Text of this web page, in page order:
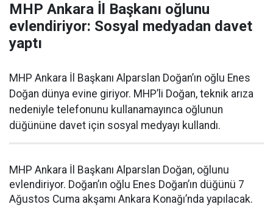
MHP Ankara İl Başkanı oğlunu
evlendiriyor: Sosyal medyadan davet
yaptı
MHP Ankara İl Başkanı Alparslan Doğan’ın oğlu Enes
Doğan dünya evine giriyor. MHP’li Doğan, teknik arıza
nedeniyle telefonunu kullanamayınca oğlunun
düğününe davet için sosyal medyayı kullandı.
MHP Ankara İl Başkanı Alparslan Doğan, oğlunu
evlendiriyor. Doğan’ın oğlu Enes Doğan’ın düğünü 7
Ağustos Cuma akşamı Ankara Konağı’nda yapılacak.